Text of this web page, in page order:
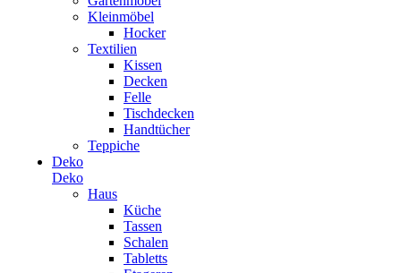
Kleinmöbel
Hocker
Textilien
Kissen
Decken
Felle
Tischdecken
Handtücher
Teppiche
Deko
Deko
Haus
Küche
Tassen
Schalen
Tabletts